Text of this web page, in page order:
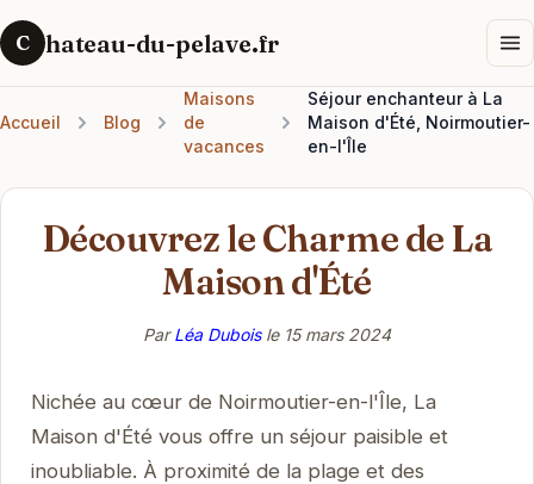
C hateau-du-pelave.fr
Accueil Blog
Maisons
de
vacances
Séjour enchanteur à La
Maison d'Été, Noirmoutier-
en-l'Île
Découvrez le Charme de La
Maison d'Été
ParLéa Duboisle 15 mars 2024
Nichée au cœur de Noirmoutier-en-l'Île, La
Maison d'Été vous offre un séjour paisible et
inoubliable. À proximité de la plage et des